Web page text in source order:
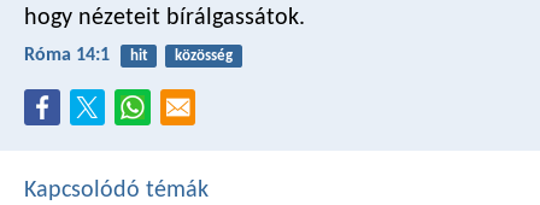
hogy nézeteit bírálgassátok.
Róma 14:1 hit közösség
Kapcsolódó témák